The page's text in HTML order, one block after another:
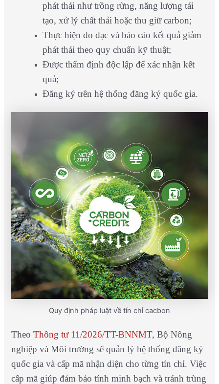
phát thải như trồng rừng, năng lượng tái
tạo, xử lý chất thải hoặc thu giữ carbon;
Thực hiện đo đạc và báo cáo kết quả giảm
phát thải theo quy chuẩn kỹ thuật;
Được thẩm định độc lập để xác nhận kết
quả;
Đăng ký trên hệ thống đăng ký quốc gia.
Quy định pháp luật về tín chỉ cacbon
Theo Thông tư 11/2026/TT-BNNMT, Bộ Nông
nghiệp và Môi trường sẽ quản lý hệ thống đăng ký
quốc gia và cấp mã nhận diện cho từng tín chỉ. Việc
cấp mã giúp đảm bảo tính minh bạch và tránh trùng